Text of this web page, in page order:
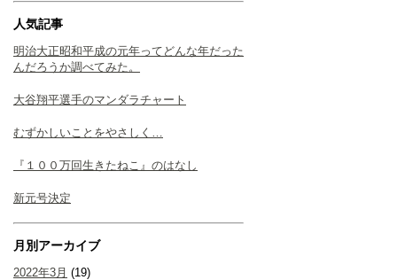
人気記事
明治大正昭和平成の元年ってどんな年だった
んだろうか調べてみた。
大谷翔平選手のマンダラチャート
むずかしいことをやさしく…
『１００万回生きたねこ』のはなし
新元号決定
月別アーカイブ
2022年3月 (19)